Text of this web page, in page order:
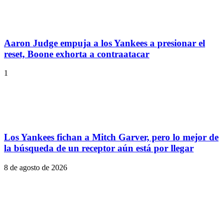
Aaron Judge empuja a los Yankees a presionar el
reset, Boone exhorta a contraatacar
1
Los Yankees fichan a Mitch Garver, pero lo mejor de
la búsqueda de un receptor aún está por llegar
8 de agosto de 2026